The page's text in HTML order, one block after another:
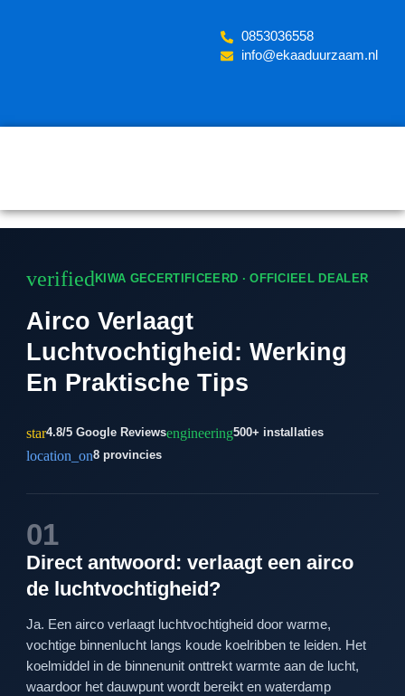
‪0853036558
info@ekaaduurzaam.nl
verified KIWA GECERTIFICEERD · OFFICIEEL DEALER
Airco Verlaagt
Luchtvochtigheid: Werking
En Praktische Tips
star4.8/5 Google Reviewsengineering500+ installaties
location_on8 provincies
01
Direct antwoord: verlaagt een airco
de luchtvochtigheid?
Ja. Een airco verlaagt luchtvochtigheid door warme,
vochtige binnenlucht langs koude koelribben te leiden. Het
koelmiddel in de binnenunit onttrekt warmte aan de lucht,
waardoor het dauwpunt wordt bereikt en waterdamp